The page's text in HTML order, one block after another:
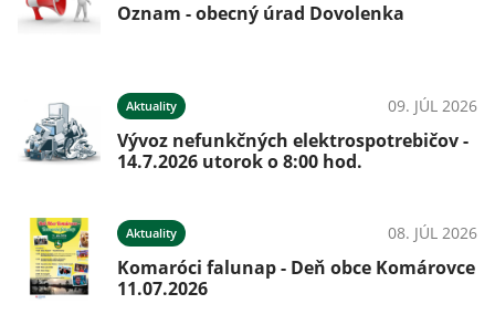
Oznam - obecný úrad Dovolenka
Aktuality 09. JÚL 2026
Vývoz nefunkčných elektrospotrebičov -
14.7.2026 utorok o 8:00 hod.
Aktuality 08. JÚL 2026
Komaróci falunap - Deň obce Komárovce
11.07.2026